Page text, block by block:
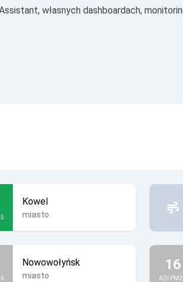
własnych dashboardach,
Kowel
miasto
Nowowołyńsk
miasto
16
AQI